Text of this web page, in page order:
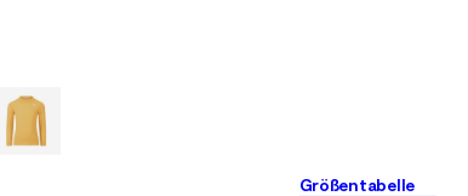
Größentabelle